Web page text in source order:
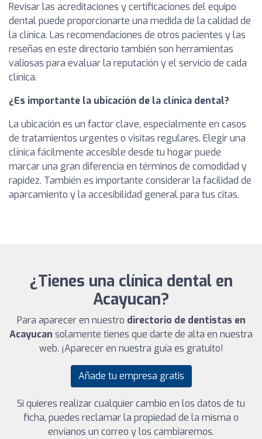
Revisar las acreditaciones y certificaciones del equipo
dental puede proporcionarte una medida de la calidad de
la clínica. Las recomendaciones de otros pacientes y las
reseñas en este directorio también son herramientas
valiosas para evaluar la reputación y el servicio de cada
clínica.
¿Es importante la ubicación de la clínica dental?
La ubicación es un factor clave, especialmente en casos
de tratamientos urgentes o visitas regulares. Elegir una
clínica fácilmente accesible desde tu hogar puede
marcar una gran diferencia en términos de comodidad y
rapidez. También es importante considerar la facilidad de
aparcamiento y la accesibilidad general para tus citas.
¿Tienes una clínica dental en
Acayucan?
Para aparecer en nuestro directorio de dentistas en
Acayucan solamente tienes que darte de alta en nuestra
web. ¡Aparecer en nuestra guía es gratuito!
Añade tu empresa gratis
Si quieres realizar cualquier cambio en los datos de tu
ficha, puedes reclamar la propiedad de la misma o
envíanos un correo y los cambiaremos.